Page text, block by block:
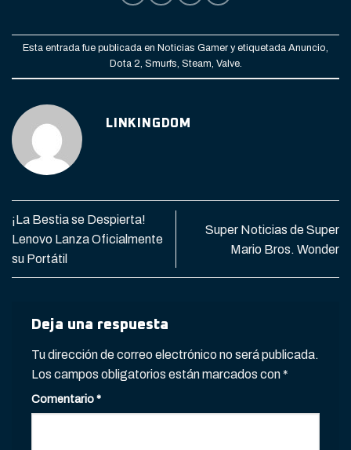
Esta entrada fue publicada en Noticias Gamer y etiquetada Anuncio,
Dota 2, Smurfs, Steam, Valve.
LINKINGDOM
¡La Bestia se Despierta!
Lenovo Lanza Oficialmente
su Portátil
Super Noticias de Super
Mario Bros. Wonder
Deja una respuesta
Tu dirección de correo electrónico no será publicada.
Los campos obligatorios están marcados con*
Comentario*